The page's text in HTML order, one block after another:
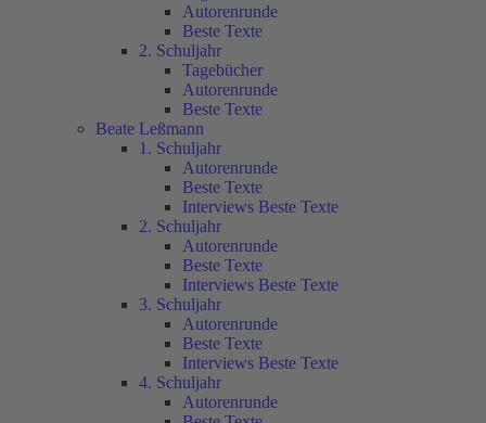
Autorenrunde
Beste Texte
2. Schuljahr
Tagebücher
Autorenrunde
Beste Texte
Beate Leßmann
1. Schuljahr
Autorenrunde
Beste Texte
Interviews Beste Texte
2. Schuljahr
Autorenrunde
Beste Texte
Interviews Beste Texte
3. Schuljahr
Autorenrunde
Beste Texte
Interviews Beste Texte
4. Schuljahr
Autorenrunde